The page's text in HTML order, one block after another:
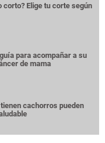
corto? Elige tu corte según
para acompañar a su
de mama
cachorros pueden